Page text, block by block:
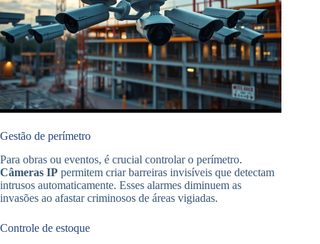
Gestão de perímetro
Para obras ou eventos, é crucial controlar o perímetro.
Câmeras IP permitem criar barreiras invisíveis que detectam
intrusos automaticamente. Esses alarmes diminuem as
invasões ao afastar criminosos de áreas vigiadas.
Controle de estoque